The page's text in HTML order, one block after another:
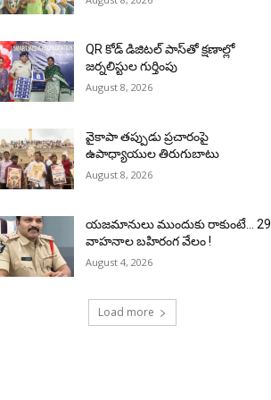
QR కోడ్ డిజిటల్ పాస్‌తో క్షణాల్లో
జర్నలిస్టుల గుర్తింపు
August 8, 2026
వైకాపా తప్పుడు ప్రచారంపై
ఉపాధ్యాయుల తిరుగుబాటు
August 8, 2026
యజమానులు ముందుకు రాకుంటే… 29
వాహనాల బహిరంగ వేలం !
August 4, 2026
Load more